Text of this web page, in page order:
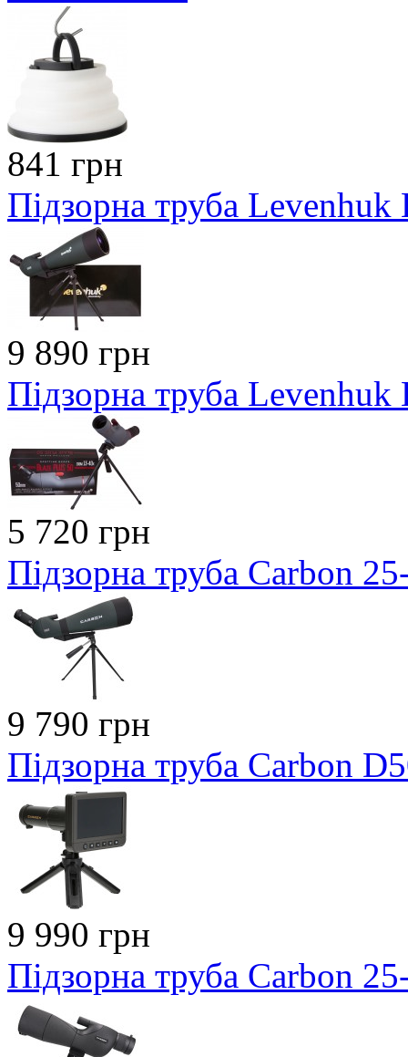
841 грн
Підзорна труба Levenhuk
9 890 грн
Підзорна труба Levenhuk
5 720 грн
Підзорна труба Carbon
9 790 грн
Підзорна труба Carbon
9 990 грн
Підзорна труба Carbon